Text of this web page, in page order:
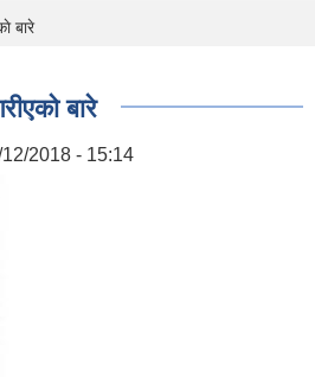
बारे
बारे
2018 - 15:14